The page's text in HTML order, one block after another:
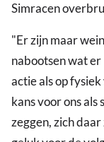
Simracen
"Er zijn maar
nabootsen wat
actie als op
kans voor ons als
zeggen, zich